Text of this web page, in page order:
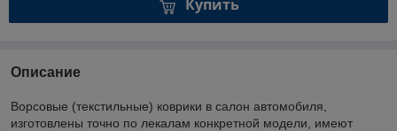
Купить
Описание
Ворсовые (текстильные) коврики в салон автомобиля,
изготовлены точно по лекалам конкретной модели, имеют